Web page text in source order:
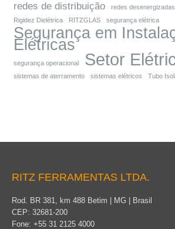
redes de distribuição redes desenergizadas
Rigidez Dielétrica
RITZGLAS segurança elétrica
Segurança em
Elétricas
segurança operacional Setor
sistemas de aterramento sistemas elétricos Tubo
RITZ FERRAMENTAS LTDA.
Rod. BR 381, km 488 Betim | MG | Brasil
CEP: 32681-200
Fone: +55 31 2125 4000